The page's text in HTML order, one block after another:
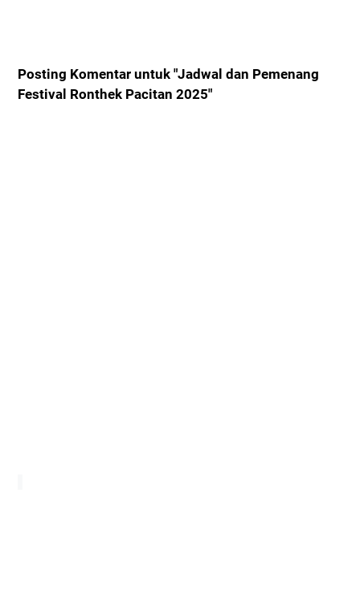
Posting Komentar untuk "Jadwal dan Pemenang
Festival Ronthek Pacitan 2025"